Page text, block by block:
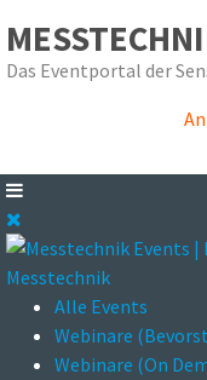
Das Eventportal der
Alle Events
Webinare
Webinare (On